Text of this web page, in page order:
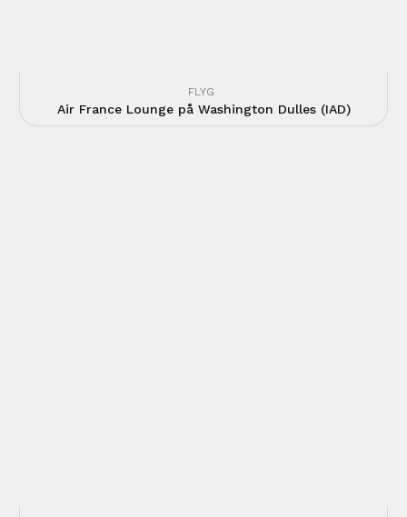
FLYG
Air France Lounge på Washington Dulles (IAD)